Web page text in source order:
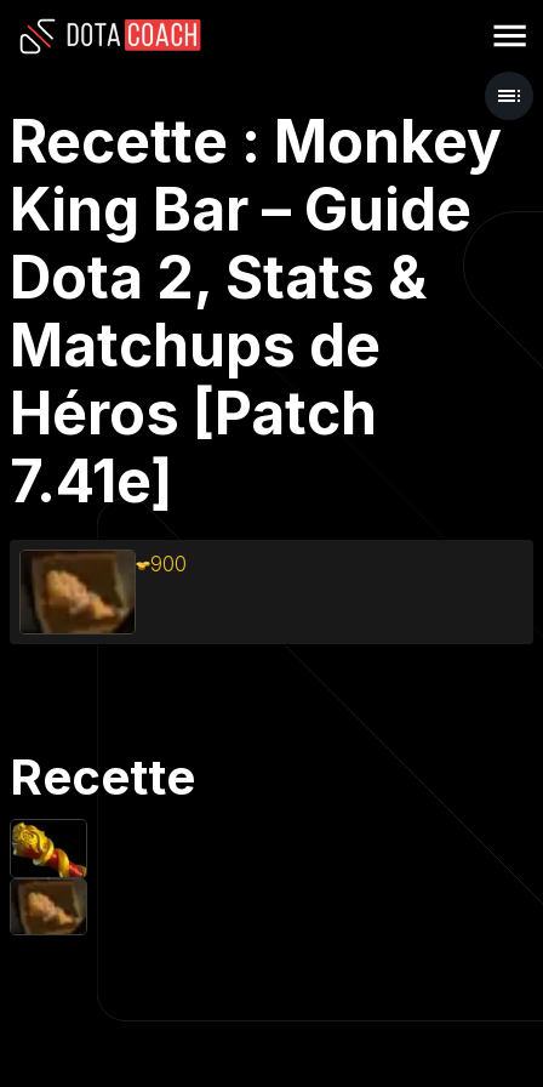
Recette : Monkey
King Bar – Guide
Dota 2, Stats &
Matchups de
Héros [Patch
7.41e]
900
Recette